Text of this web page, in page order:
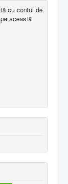
cu contul de
această